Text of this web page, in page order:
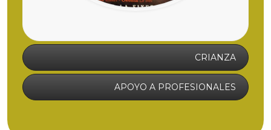
CRIANZA
APOYO A PROFESIONALES